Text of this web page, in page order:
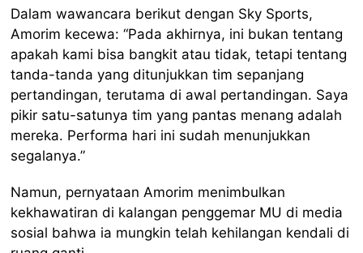
Dalam wawancara berikut dengan Sky Sports,
Amorim kecewa: “Pada akhirnya, ini bukan tentang
apakah kami bisa bangkit atau tidak, tetapi tentang
tanda-tanda yang ditunjukkan tim sepanjang
pertandingan, terutama di awal pertandingan. Saya
pikir satu-satunya tim yang pantas menang adalah
mereka. Performa hari ini sudah menunjukkan
segalanya.”
Namun, pernyataan Amorim menimbulkan
kekhawatiran di kalangan penggemar MU di media
sosial bahwa ia mungkin telah kehilangan kendali di